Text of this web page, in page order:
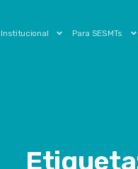
Institucional Para SESMTs